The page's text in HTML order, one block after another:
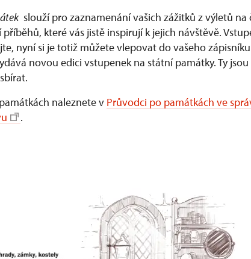
slouží pro zaznamenání vašich zážitků z výletů na
které vás jistě inspirují k jejich návštěvě.
nyní si je totiž můžete vlepovat do vašeho
novou edici vstupenek na státní památky. Ty
naleznete v Průvodci po památkách ve
.